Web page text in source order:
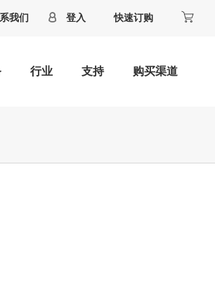
我们 登入 快速订购
行业 支持 购买渠道